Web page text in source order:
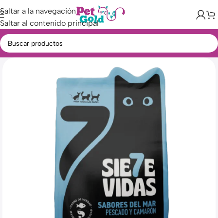
Saltar a la navegación
Saltar al contenido principal